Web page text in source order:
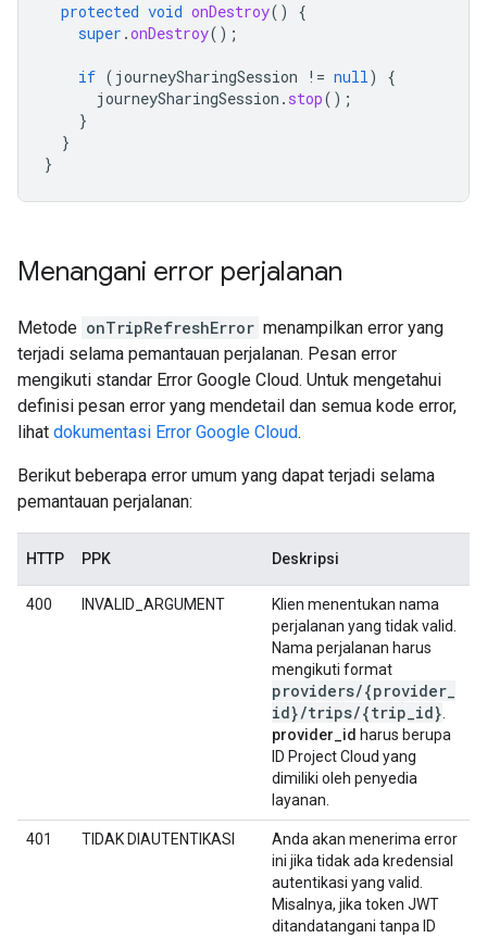
protected void onDestroy()
{
super .onDestroy();
if ( journeySharingSession != null)
{
journeySharingSession . stop();
}
}
}
Menangani error perjalanan
Metode onTripRefreshError menampilkan error yang
terjadi selama pemantauan perjalanan. Pesan error
mengikuti standar Error Google Cloud. Untuk mengetahui
definisi pesan error yang mendetail dan semua kode error,
lihat dokumentasi Error Google Cloud.
Berikut beberapa error umum yang dapat terjadi selama
pemantauan perjalanan:
HTTP PPK Deskripsi
400 INVALID_ARGUMENT
Klien menentukan nama
perjalanan yang tidak valid.
Nama perjalanan harus
mengikuti format
providers/{provider
id}/trips/{trip id}
provider_id harus berupa
ID Project Cloud yang
dimiliki oleh penyedia
layanan.
401 TIDAK DIAUTENTIKASI
Anda akan menerima error
ini jika tidak ada kredensial
autentikasi yang valid.
Misalnya, jika token JWT
ditandatangani tanpa ID